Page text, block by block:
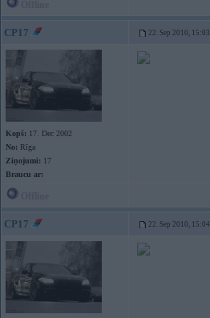
CP17 22. Sep 2010, 15:03
Kopš: 17. Dec 2002
No: Rīga
Ziņojumi: 17
Braucu ar:
CP17 22. Sep 2010, 15:04